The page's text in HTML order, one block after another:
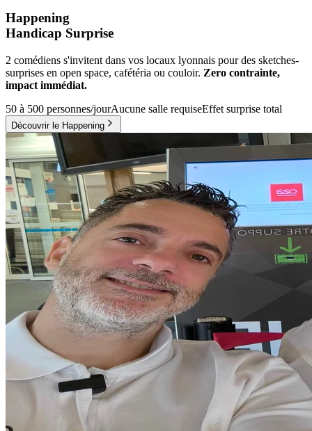
Happening
Handicap Surprise
2 comédiens s'invitent dans vos locaux lyonnais pour des sketches-
surprises en open space, cafétéria ou couloir. Zero contrainte,
impact immédiat.
50 à 500 personnes/jourAucune salle requiseEffet surprise total
Découvrir le Happening